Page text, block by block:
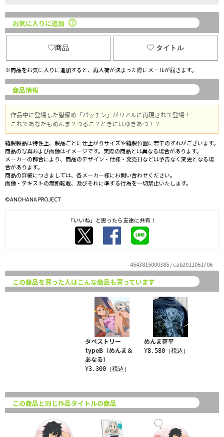
お気に入りに追加
商品 タイトル
※商品をお気に入りに追加すると、再入荷が決まった際にメールが届きます。
商品情報
作品中に登場した髪留め「パッチン」がリアルに再現されて登場！
これであなたもめんま？つるこ？ときにはゆきあつ！？
縫製製品は特性上、製品ごとに仕上がりサイズや縫製位置に若干のずれがございます。
商品の写真および画像はイメージです。実際の商品とは異なる場合があります。
メーカーの都合により、商品のデザイン・仕様・発売日などは予告なく変更となる場
合があります。
商品の詳細につきましては、各メーカー様にお問い合わせください。
画像・テキストの無断転載、及びそれに準ずる行為を一切禁止いたします。
©ANOHANA PROJECT
「いいね」と思ったら友達に共有！
4543815000385 / cab2011061706
この商品を買った人はこんな商品も買っています
タペストリー
typeB（めんま＆
あなる）
¥3,300（税込）
めんま甚平
¥8,580（税込）
この商品と同じ作品タイトルの商品